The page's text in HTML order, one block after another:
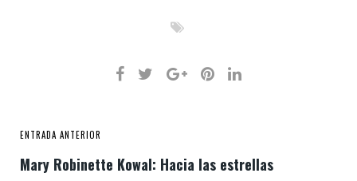
ENTRADA ANTERIOR
Mary Robinette Kowal: Hacia las estrellas